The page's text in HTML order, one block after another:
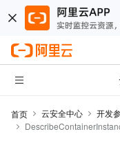
首页 云安全中心 开发